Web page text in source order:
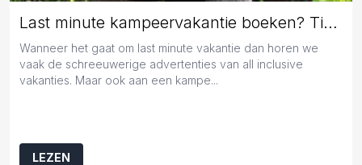
Last minute kampeervakantie boeken? Tips en tricks!
Wanneer het gaat om last minute vakantie dan horen we
vaak de schreeuwerige advertenties van all inclusive
vakanties. Maar ook aan een kampe...
LEZEN